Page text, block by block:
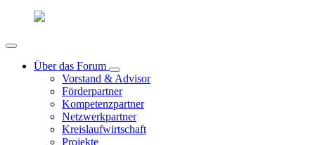
Über das Forum
Vorstand & Advisor
Förderpartner
Kompetenzpartner
Netzwerkpartner
Kreislaufwirtschaft
Projekte